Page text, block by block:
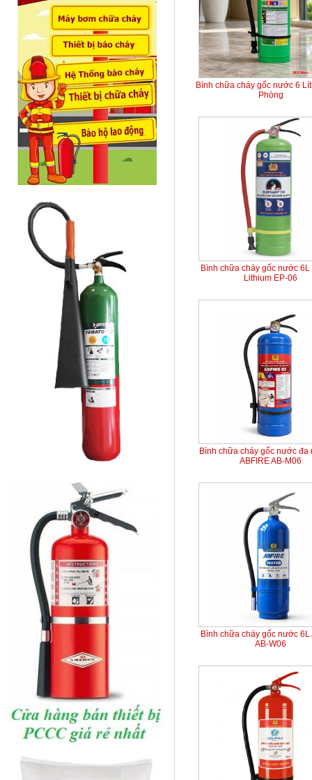
Bình chữa cháy gốc nước 6
Phòng
Bình chữa cháy gốc nước 6L
Lithium EP-06
Bình chữa cháy gốc nước đa
ABFIRE AB-M06
Bình chữa cháy gốc nước 6L
AB-W06